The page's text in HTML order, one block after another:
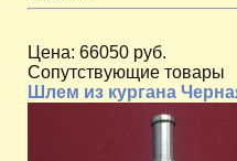
Цена: 66050 руб.
Сопутствующие товары
Шлем из кургана